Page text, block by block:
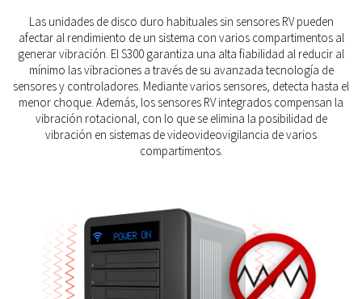
Las unidades de disco duro habituales sin sensores RV pueden
afectar al rendimiento de un sistema con varios compartimentos al
generar vibración. El S300 garantiza una alta fiabilidad al reducir al
mínimo las vibraciones a través de su avanzada tecnología de
sensores y controladores. Mediante varios sensores, detecta hasta el
menor choque. Además, los sensores RV integrados compensan la
vibración rotacional, con lo que se elimina la posibilidad de
vibración en sistemas de videovideovigilancia de varios
compartimentos.